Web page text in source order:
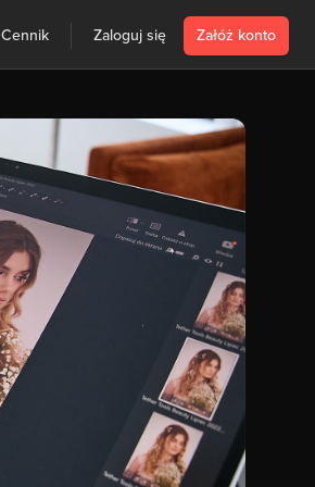
Cennik Zaloguj się Załóż konto